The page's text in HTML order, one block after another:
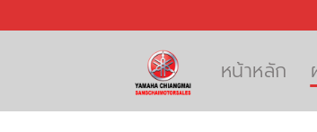
to
หน้าหลัก